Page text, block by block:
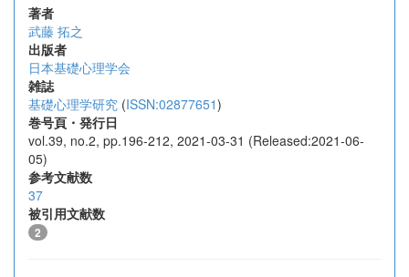
著者
武藤 拓之
出版者
日本基礎心理学会
雑誌
基礎心理学研究 (ISSN:02877651)
巻号頁・発行日
vol.39, no.2, pp.196-212, 2021-03-31 (Released:2021-06-
05)
参考文献数
37
被引用文献数
2